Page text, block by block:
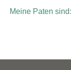
Meine Paten sind: